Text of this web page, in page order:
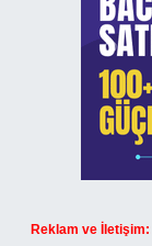
Reklam ve İletişim: